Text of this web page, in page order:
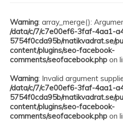
Warning: array_merge():
/data/c/7/c7e00ef6-3faf-4aa1-
5754f0cda95b/matikvadrat.se/
content/plugins/seo-facebook-
comments/seofacebook.php on
Warning: Invalid argument
/data/c/7/c7e00ef6-3faf-4aa1-
5754f0cda95b/matikvadrat.se/
content/plugins/seo-facebook-
comments/seofacebook.php on